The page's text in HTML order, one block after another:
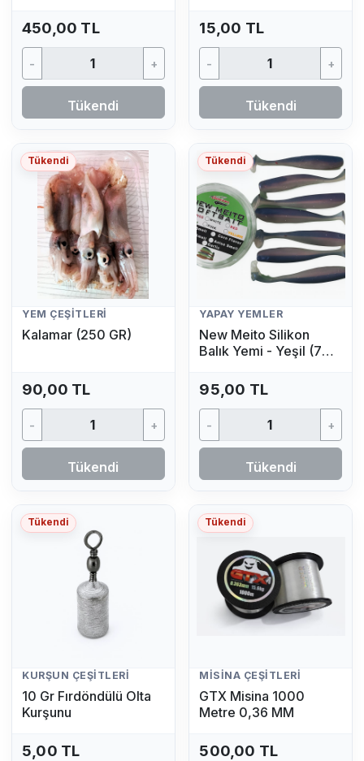
450,00 TL
- +
Tükendi
15,00 TL
- +
Tükendi
Tükendi
YEM ÇEŞITLERI
Kalamar (250 GR)
90,00 TL
- +
Tükendi
Tükendi
YAPAY YEMLER
New Meito Silikon
Balık Yemi - Yeşil (7
95,00 TL
- +
Tükendi
Tükendi
KURŞUN ÇEŞITLERI
10 Gr Fırdöndülü Olta
Kurşunu
5,00 TL
Tükendi
MISINA ÇEŞITLERI
GTX Misina 1000
Metre 0,36 MM
500,00 TL